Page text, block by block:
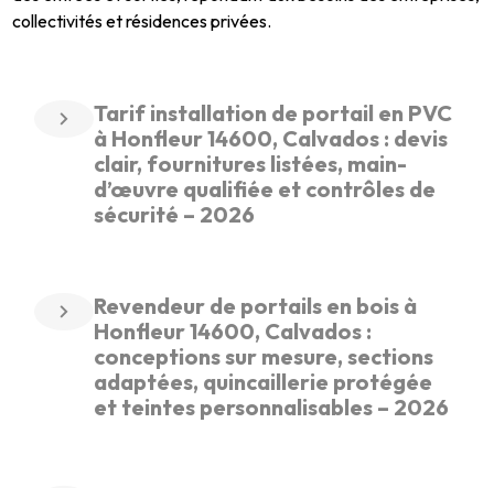
collectivités et résidences privées.
Tarif installation de portail en PVC
à Honfleur 14600, Calvados : devis
clair, fournitures listées, main-
d’œuvre qualifiée et contrôles de
sécurité – 2026
Revendeur de portails en bois à
Honfleur 14600, Calvados :
conceptions sur mesure, sections
adaptées, quincaillerie protégée
et teintes personnalisables – 2026